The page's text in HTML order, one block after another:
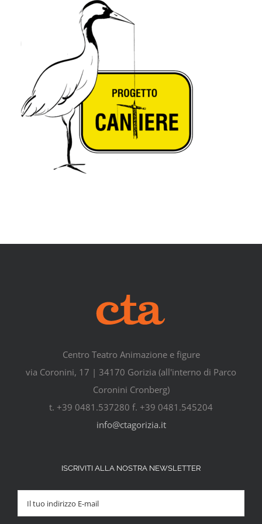
Centro Teatro Animazione e figure
via Coronini, 17 | 34170 Gorizia (all'interno di Parco
Coronini Cronberg)
t. +39 0481.537280 f. +39 0481.545204
info@ctagorizia.it
ISCRIVITI ALLA NOSTRA NEWSLETTER